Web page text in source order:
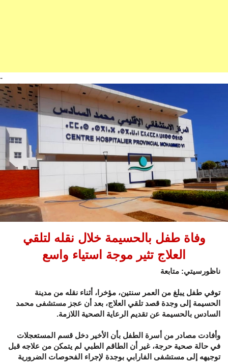
-
وفاة طفل بالحسيمة خلال نقله لتلقي
العلاج تثير موجة استياء واسع
ناظورسيتي: متابعة
توفي طفل يبلغ من العمر سنتين، مؤخرا، أثناء نقله من مدينة
الحسيمة إلى وجدة قصد تلقي العلاج، بعد أن عجز مستشفى محمد
السادس بالحسيمة عن تقديم الرعاية الصحية اللازمة.
وأفادت مصادر من أسرة الطفل بأن الأخير دخل قسم المستعجلات
في حالة صحية حرجة، غير أن الطاقم الطبي لم يتمكن من علاجه قبل
توجيهه إلى مستشفى الفارابي بوجدة لإجراء الفحوصات الضرورية